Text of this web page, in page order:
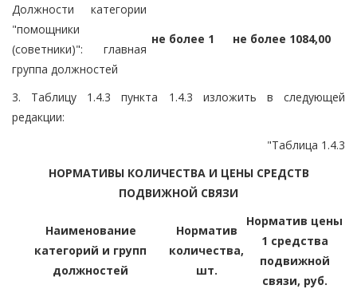
Должности категории
"помощники
(советники)": главная
группа должностей
не более 1 не более 1084,00
3. Таблицу 1.4.3 пункта 1.4.3 изложить в следующей
редакции:
"Таблица 1.4.3
НОРМАТИВЫ КОЛИЧЕСТВА И ЦЕНЫ СРЕДСТВ
ПОДВИЖНОЙ СВЯЗИ
Наименование
категорий и групп
должностей
Норматив
количества,
шт.
Норматив цены
1 средства
подвижной
связи, руб.